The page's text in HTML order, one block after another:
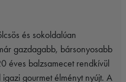
és sokoldalúan
gazdagabb, bársonyosabb
éves balzsamecet rendkívül
gourmet élményt nyújt. A